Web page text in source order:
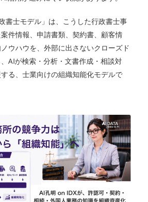
書士モデル」は、こうした行政書士事
件情報、申請書類、契約書、顧客情
ウハウを、外部に出さないクローズド
AIが検索・分析・文書作成・相談対
る、士業向けの組織知能化モデルで